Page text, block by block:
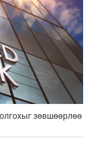
зөвшөөрлөө